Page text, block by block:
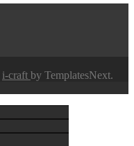
i-craft by TemplatesNext.